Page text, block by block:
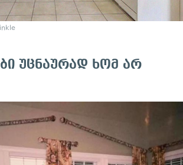
უცნაურად ხომ არ